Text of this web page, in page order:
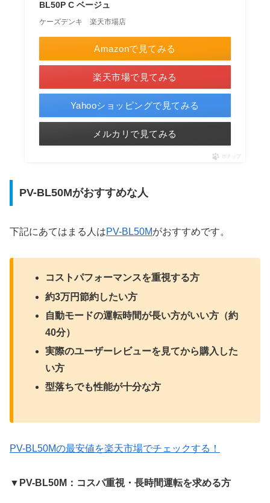
BL50P C ベージュ
ケーズデンキ 楽天市場店
Amazonで見てみる
楽天市場で見てみる
Yahooショッピングで見てみる
メルカリで見てみる
ポチップ
PV-BL50Mがおすすめな人
下記にあてはまる人はPV-BL50Mがおすすめです。
コストパフォーマンスを重視する方
約3万円節約したい方
自動モードの運転時間が長い方がいい方（約
40分）
実際のユーザーレビューを見てから購入した
い方
型落ちでも性能が十分な方
PV-BL50Mの最安値を楽天市場でチェックする！
▼PV-BL50M：コスパ重視・長時間運転を求める方